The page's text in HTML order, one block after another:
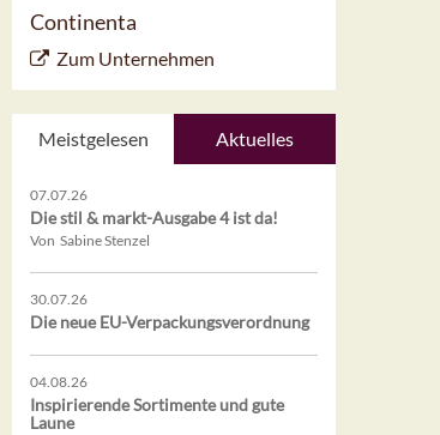
Continenta
Zum Unternehmen
Meistgelesen Aktuelles
07.07.26
Die stil & markt-Ausgabe 4 ist da!
Von Sabine Stenzel
30.07.26
Die neue EU-Verpackungsverordnung
04.08.26
Inspirierende Sortimente und gute
Laune